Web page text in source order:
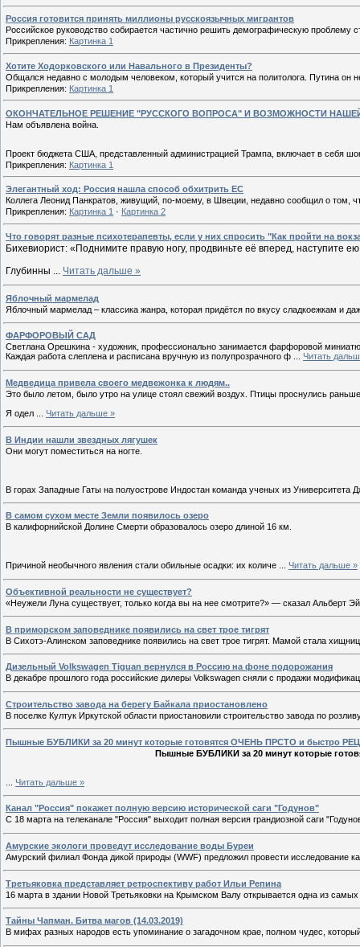
Россия готовится принять миллионы русскоязычных мигрантов
Российское руководство собирается частично решить демографическую
Прикрепления: Картинка 1
Хотите Ходорковского или Навального в Президенты?
Общался недавно с молодым человеком, который учится на политолога. Путина он
Прикрепления: Картинка 1
ОКОНЧАТЕЛЬНОЕ РЕШЕНИЕ "РУССКОГО ВОПРОСА" И ВОЗМОЖНОСТИ
Нам объявлена война.
Проект бюджета США, представленный администрацией Трампа, включает в себя
Прикрепления: Картинка 1
Элегантный ход: Россия нашла способ обхитрить ЕС
Коллега Леонид Панкратов, живущий, по-моему, в Швеции, недавно сообщил о том,
Прикрепления: Картинка 1 · Картинка 2
Что говорят разные психотерапевты, если у них спросить "Как пройти на
Бихевиорист: «Поднимите правую ногу, продвиньте её вперед, наступите
Глубинны ... Читать дальше »
Яблочный мармелад
Яблочный мармелад – классика жанра, которая придётся по вкусу сладкоежкам и
ФАРФОРОВЫЙ САД
Светлана Орешкина - художник, профессионально занимается фарфоровой
Каждая работа слеплена и расписана вручную из полупрозрачного ф
Читать
Медведица привела своего медвежонка к людям..
Это было летом, было утро на улице стоял свежий воздух. Птицы проснулись
Я одел
Читать дальше »
В Индии нашли звездных лягушек
Они могут поместиться на ногте.
В горах Западные Гаты на полуострове Индостан команда ученых из Университета
В самом сухом месте Земли появилось озеро
В калифорнийской Долине Смерти образовалось озеро длиной 16 км.
Причиной необычного явления стали обильные осадки: их количе Читать дальше »
Объективной реальности не существует?
«Неужели Луна существует, только когда вы на нее смотрите?» — сказал Альберт
В приморском заповеднике появились на свет трое тигрят
В Сихотэ-Алинском заповеднике появились на свет трое тигрят. Мамой стала
Дизельный Volkswagen Tiguan вернулся в Россию на фоне подорожания
В декабре прошлого года российские дилеры Volkswagen сняли с продажи
Строительство завода на берегу Байкала приостановлено
В поселке Култук Иркутской области приостановили строительство завода по
Пышные БУБЛИКИ за 20 минут которые готовятся ОЧЕНЬ ПРСТО и быстро
Пышные БУБЛИКИ за 20 минут которые
Читать дальше »
Канал "Россия" покажет полную версию исторической саги "Годунов"
С 18 марта на телеканале "Россия" выходит полная версия грандиозной саги
Амурские экологи проведут исследование воды Буреи
Амурский филиал Фонда дикой природы (WWF) предложил провести исследование
Третьяковка представляет ретроспективу работ Ильи Репина
16 марта в здании Новой Третьяковки на Крымском Валу открывается одна из
Тайны Чапман. Битва магов (14.03.2019)
В мифах разных народов есть упоминание о загадочном крае, полном чудес,